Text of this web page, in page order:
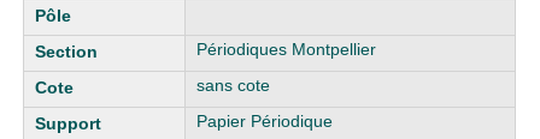
Périodiques Montpellier
sans cote
Papier Périodique